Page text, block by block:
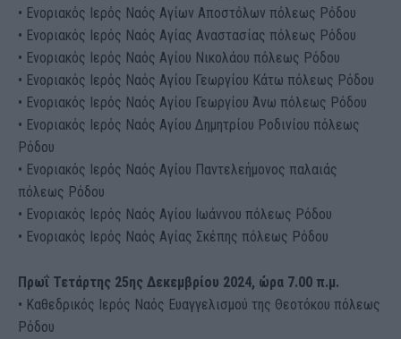
• Ενοριακός Ιερός Ναός Αγίων Αποστόλων πόλεως Ρόδου
• Ενοριακός Ιερός Ναός Αγίας Αναστασίας πόλεως Ρόδου
• Ενοριακός Ιερός Ναός Αγίου Νικολάου πόλεως Ρόδου
• Ενοριακός Ιερός Ναός Αγίου Γεωργίου Κάτω πόλεως Ρόδου
• Ενοριακός Ιερός Ναός Αγίου Γεωργίου Άνω πόλεως Ρόδου
• Ενοριακός Ιερός Ναός Αγίου Δημητρίου Ροδινίου πόλεως
Ρόδου
• Ενοριακός Ιερός Ναός Αγίου Παντελεήμονος παλαιάς
πόλεως Ρόδου
• Ενοριακός Ιερός Ναός Αγίου Ιωάννου πόλεως Ρόδου
• Ενοριακός Ιερός Ναός Αγίας Σκέπης πόλεως Ρόδου
Πρωΐ Τετάρτης 25ης Δεκεμβρίου 2024, ώρα 7.00 π.μ.
• Καθεδρικός Ιερός Ναός Ευαγγελισμού της Θεοτόκου πόλεως
Ρόδου